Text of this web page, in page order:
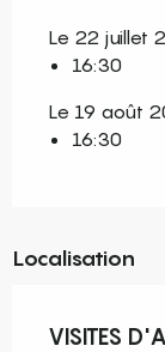
Le 22 juillet
16:30
Le 19 août
16:30
Localisation
VISITES